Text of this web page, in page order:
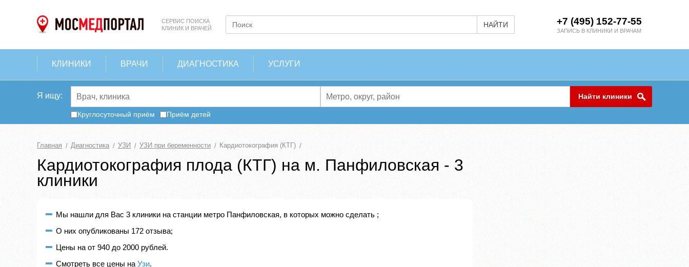
СЕРВИС ПОИСКА
КЛИНИК И ВРАЧЕЙ
НАЙТИ +7 (495) 152-77-55
ЗАПИСЬ В КЛИНИКИ И ВРАЧАМ
КЛИНИКИ ВРАЧИ ДИАГНОСТИКА УСЛУГИ
Я ищу: Найти клиники
Круглосуточный приём Приём детей
Главная Диагностика УЗИ УЗИ при беременности Кардиотокография (КТГ)
Кардиотокография плода (КТГ) на м. Панфиловская - 3
клиники
Мы нашли для Вас 3 клиники на станции метро Панфиловская, в которых можно сделать ;
О них опубликованы 172 отзыва;
Цены на от 940 до 2000 рублей.
Смотреть все цены на Узи.